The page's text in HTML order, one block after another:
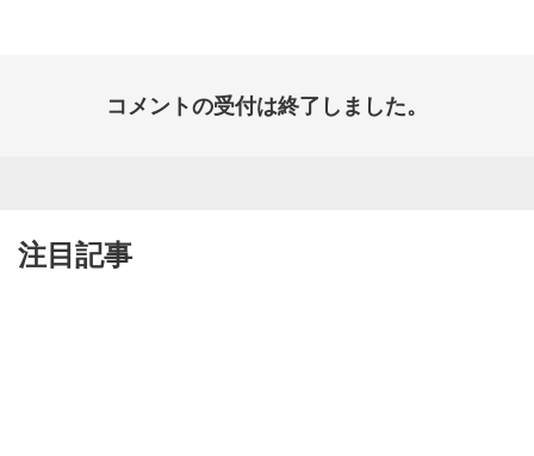
コメントの受付は終了しました。
注目記事